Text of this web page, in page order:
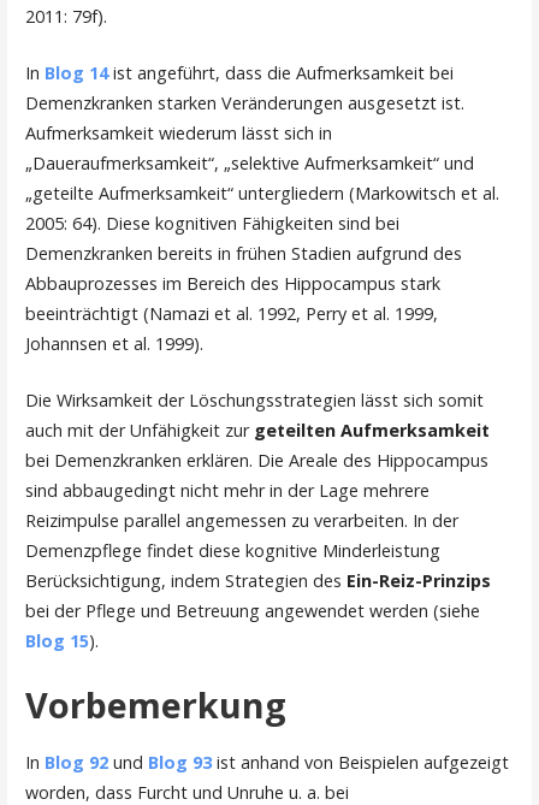
2011: 79f).
In Blog 14ist angeführt, dass die Aufmerksamkeit bei
Demenzkranken starken Veränderungen ausgesetzt ist.
Aufmerksamkeit wiederum lässt sich in
„Daueraufmerksamkeit“, „selektive Aufmerksamkeit“ und
„geteilte Aufmerksamkeit“ untergliedern (Markowitsch et al.
2005: 64). Diese kognitiven Fähigkeiten sind bei
Demenzkranken bereits in frühen Stadien aufgrund des
Abbauprozesses im Bereich des Hippocampus stark
beeinträchtigt (Namazi et al. 1992, Perry et al. 1999,
Johannsen et al. 1999).
Die Wirksamkeit der Löschungsstrategien lässt sich somit
auch mit der Unfähigkeit zur geteilten Aufmerksamkeit
bei Demenzkranken erklären. Die Areale des Hippocampus
sind abbaugedingt nicht mehr in der Lage mehrere
Reizimpulse parallel angemessen zu verarbeiten. In der
Demenzpflege findet diese kognitive Minderleistung
Berücksichtigung, indem Strategien des Ein-Reiz-Prinzips
bei der Pflege und Betreuung angewendet werden (siehe
Blog 15).
Vorbemerkung
In Blog 92und Blog 93ist anhand von Beispielen aufgezeigt
worden, dass Furcht und Unruhe u. a. bei